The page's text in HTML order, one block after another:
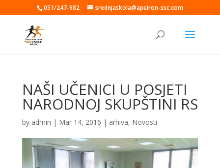
051/247-982 srednjaskola@apeiron-ssc.com
NAŠI UČENICI U POSJETI
NARODNOJ SKUPŠTINI RS
by admin | Mar 14, 2016 | arhiva, Novosti